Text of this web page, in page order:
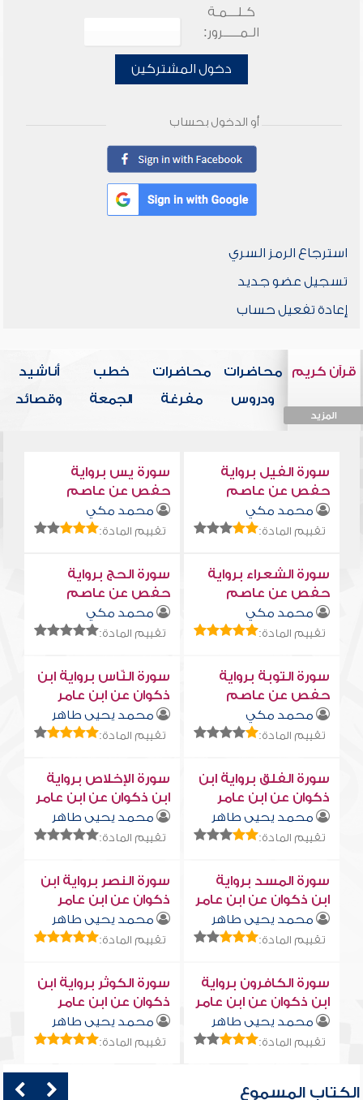
كـلـــمـة
الـمـــــرور:
دخول المشتركين
أو الدخول بحساب
استرجاع الرمز السري
تسجيل عضو جديد
إعادة تفعيل حساب
قرآن كريم
المزيد
محاضرات
ودروس
محاضرات
مفرغة
خطب
الجمعة
أناشيد
وقصائد
سورة الفيل برواية
حفص عن عاصم
محمد مكي
تقييم المادة:
سورة يس برواية
حفص عن عاصم
محمد مكي
تقييم المادة:
سورة الشعراء برواية
حفص عن عاصم
محمد مكي
تقييم المادة:
سورة الحج برواية
حفص عن عاصم
محمد مكي
تقييم المادة:
سورة التوبة برواية
حفص عن عاصم
محمد مكي
تقييم المادة:
سورة النّاس برواية ابن
ذكوان عن ابن عامر
محمد يحيى طاهر
تقييم المادة:
سورة الفلق برواية ابن
ذكوان عن ابن عامر
محمد يحيى طاهر
تقييم المادة:
سورة الإخلاص برواية
ابن ذكوان عن ابن عامر
محمد يحيى طاهر
تقييم المادة:
سورة المسد برواية
ابن ذكوان عن ابن عامر
محمد يحيى طاهر
تقييم المادة:
سورة النصر برواية ابن
ذكوان عن ابن عامر
محمد يحيى طاهر
تقييم المادة:
سورة الكافرون برواية
ابن ذكوان عن ابن عامر
محمد يحيى طاهر
تقييم المادة:
سورة الكوثر برواية ابن
ذكوان عن ابن عامر
محمد يحيى طاهر
تقييم المادة:
الكتاب المسموع